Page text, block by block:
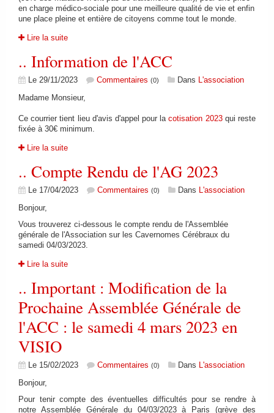
en charge médico-sociale pour une meilleure qualité de vie et enfin
une place pleine et entière de citoyens comme tout le monde.
Lire la suite
.. Information de l'ACC
Le 29/11/2023 Commentaires (0) Dans
L'association
Madame Monsieur,
Ce courrier tient lieu d'avis d'appel pour lacotisation 2023qui reste
fixée à 30€ minimum.
Lire la suite
.. Compte Rendu de l'AG 2023
Le 17/04/2023 Commentaires (0) Dans
L'association
Bonjour,
Vous trouverez ci-dessous le compte rendu de l'Assemblée
générale de l'Association sur les Cavernomes Cérébraux du
samedi 04/03/2023.
Lire la suite
.. Important : Modification de la
Prochaine Assemblée Générale de
l'ACC : le samedi 4 mars 2023 en
VISIO
Le 15/02/2023 Commentaires (0) Dans
L'association
Bonjour,
Pour tenir compte des éventuelles difficultés pour se rendre à
notre Assemblée Générale du 04/03/2023 à Paris (grève des